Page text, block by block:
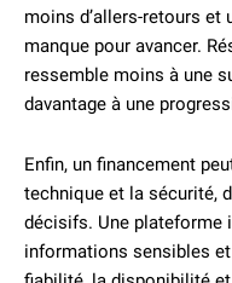
moins d’allers-retours
manque pour avancer.
ressemble moins à une
davantage à une
Enfin, un financement
technique et la sécurité,
décisifs. Une plateforme
informations sensibles